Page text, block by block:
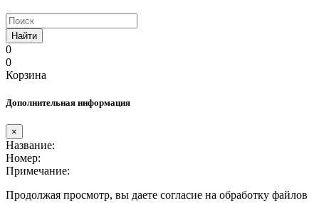
Найти
0
0
Корзина
Дополнительная информация
×
Название:
Номер:
Примечание:
Продолжая просмотр, вы даете согласие на обработку файлов